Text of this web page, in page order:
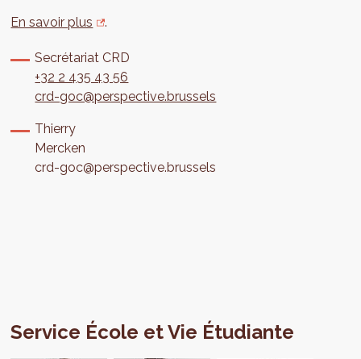
En savoir plus .
Secrétariat CRD
+32 2 435 43 56
crd-goc@perspective.brussels
Thierry
Mercken
crd-goc@perspective.brussels
Service École et Vie Étudiante